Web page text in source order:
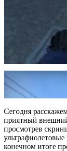
Сегодня
приятный
просмотрев
ультрафиолетовые
конечном итоге